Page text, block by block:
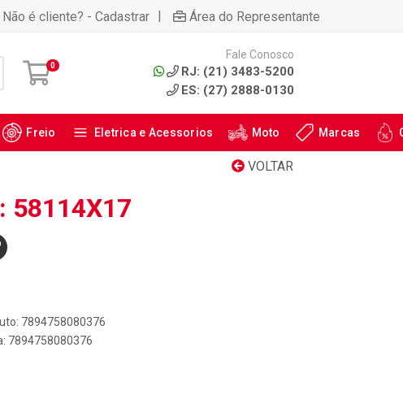
Não é cliente? - Cadastrar | Área do Representante
0
Fale Conosco
RJ: (21) 3483-5200
ES: (27) 2888-0130
Freio Eletrica e Acessorios Moto Marcas
VOLTAR
58114X17
7894758080376
7894758080376